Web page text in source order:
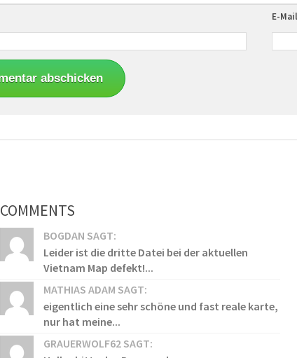
E-
COMMENTS
BOGDAN SAGT:
Leider ist die dritte Datei bei der aktuellen
Vietnam Map defekt!...
MATHIAS ADAM SAGT:
eigentlich eine sehr schöne und fast reale karte,
nur hat meine...
GRAUERWOLF62 SAGT: